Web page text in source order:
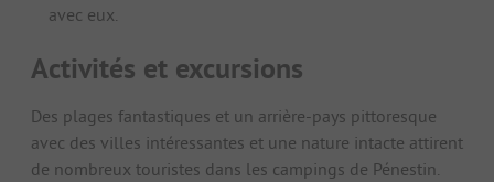
avec eux.
Activités et excursions
Des plages fantastiques et un arrière-pays pittoresque
avec des villes intéressantes et une nature intacte attirent
de nombreux touristes dans les campings de Pénestin.